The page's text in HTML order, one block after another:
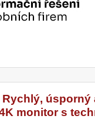
Rychlý,
monitor s